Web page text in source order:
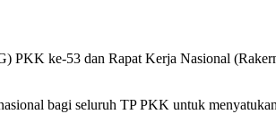
PKK ke-53 dan Rapat Kerja Nasional
bagi seluruh TP PKK untuk